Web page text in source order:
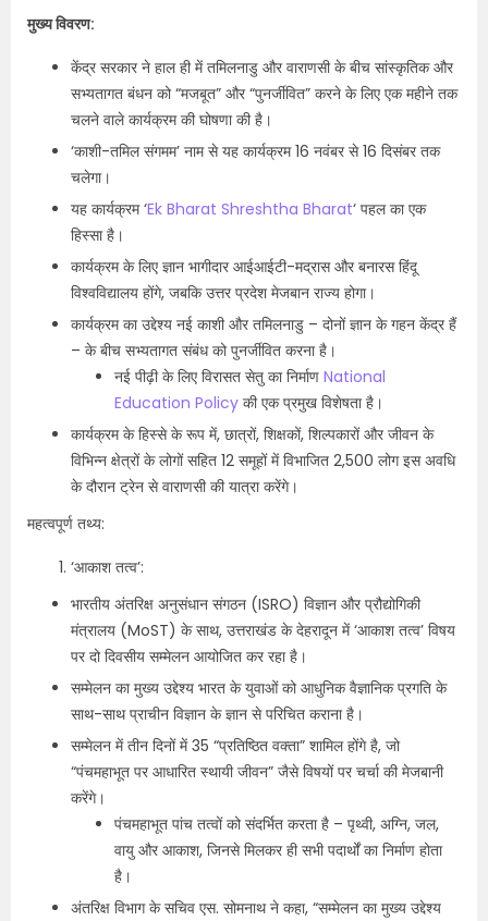
मुख्य विवरण:
केंद्र सरकार ने हाल ही में तमिलनाडु और वाराणसी के बीच सांस्कृतिक और
सभ्यतागत बंधन को “मजबूत” और “पुनर्जीवित” करने के लिए एक महीने तक
चलने वाले कार्यक्रम की घोषणा की है।
‘काशी-तमिल संगमम’ नाम से यह कार्यक्रम 16 नवंबर से 16 दिसंबर तक
चलेगा।
यह कार्यक्रम ‘Ek Bharat Shreshtha Bharat‘ पहल का एक
हिस्सा है।
कार्यक्रम के लिए ज्ञान भागीदार आईआईटी-मद्रास और बनारस हिंदू
विश्वविद्यालय होंगे, जबकि उत्तर प्रदेश मेजबान राज्य होगा।
कार्यक्रम का उद्देश्य नई काशी और तमिलनाडु – दोनों ज्ञान के गहन केंद्र हैं
– के बीच सभ्यतागत संबंध को पुनर्जीवित करना है।
नई पीढ़ी के लिए विरासत सेतु का निर्माण National
Education Policy की एक प्रमुख विशेषता है।
कार्यक्रम के हिस्से के रूप में, छात्रों, शिक्षकों, शिल्पकारों और जीवन के
विभिन्न क्षेत्रों के लोगों सहित 12 समूहों में विभाजित 2,500 लोग इस अवधि
के दौरान ट्रेन से वाराणसी की यात्रा करेंगे।
महत्वपूर्ण तथ्य:
‘आकाश तत्व’:
भारतीय अंतरिक्ष अनुसंधान संगठन (ISRO) विज्ञान और प्रौद्योगिकी
मंत्रालय (MoST) के साथ, उत्तराखंड के देहरादून में ‘आकाश तत्व’ विषय
पर दो दिवसीय सम्मेलन आयोजित कर रहा है।
सम्मेलन का मुख्य उद्देश्य भारत के युवाओं को आधुनिक वैज्ञानिक प्रगति के
साथ-साथ प्राचीन विज्ञान के ज्ञान से परिचित कराना है।
सम्मेलन में तीन दिनों में 35 “प्रतिष्ठित वक्ता” शामिल होंगे है, जो
“पंचमहाभूत पर आधारित स्थायी जीवन” जैसे विषयों पर चर्चा की मेजबानी
करेंगे।
पंचमहाभूत पांच तत्वों को संदर्भित करता है – पृथ्वी, अग्नि, जल,
वायु और आकाश, जिनसे मिलकर ही सभी पदार्थों का निर्माण होता
है।
अंतरिक्ष विभाग के सचिव एस. सोमनाथ ने कहा, “सम्मेलन का मुख्य उद्देश्य